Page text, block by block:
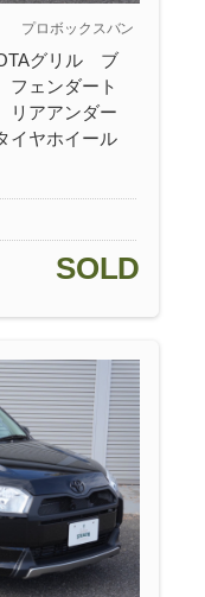
プロボックスバン
グリル ブ
ェンダート
アアンダー
ヤホイール
SOLD